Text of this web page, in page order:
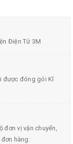
Điện Tử 3M
được đóng gói Kĩ
đơn vị vận chuyển,
hàng: